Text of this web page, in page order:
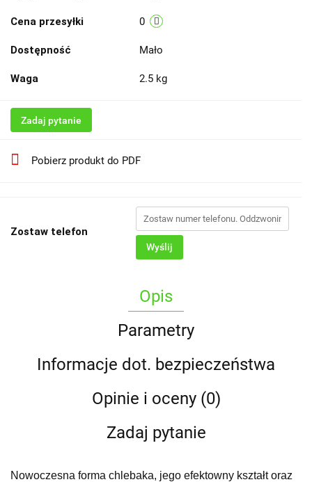
Cena przesyłki 0
Dostępność Mało
Waga 2.5 kg
Zadaj pytanie
Pobierz produkt do PDF
Zostaw telefon
Wyślij
Opis
Parametry
Informacje dot. bezpieczeństwa
Opinie i oceny (0)
Zadaj pytanie
Nowoczesna forma chlebaka, jego efektowny kształt oraz